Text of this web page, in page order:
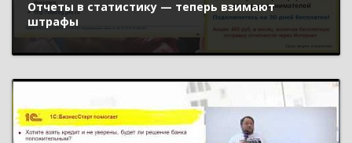
Отчеты в статистику — теперь взимают
штрафы